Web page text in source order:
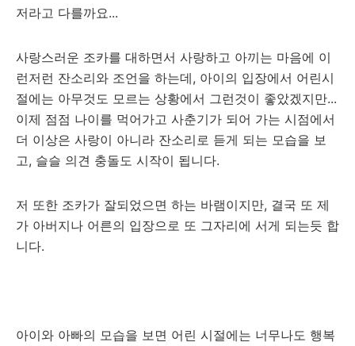
저라고 다를까요...
사랑스러운 조카를 대하면서 사랑하고 아끼는 마음에 이
런저런 잔소리와 조언을 하는데, 아이의 입장에서 어린시
절에는 아무것도 모르는 상황에서 그런것이 좋았겠지만...
이제 점점 나이를 먹어가고 사춘기가 되어 가는 시점에서
더 이상은 사랑이 아니라 잔소리로 듣게 되는 모습을 보
고, 슬슬 의견 충돌도 시작이 됩니다.
저 또한 조카가 잘되었으면 하는 바램이지만, 결국 또 제
가 아버지나 어른의 입장으로 또 그자리에 서게 되는듯 합
니다.
아이와 아빠의 모습을 보면 어린 시절에는 너무나도 행복